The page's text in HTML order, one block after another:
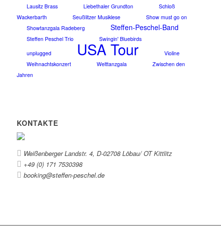
Lausitz Brass
Liebethaler Grundton
Schloß
Wackerbarth
Seußlitzer Musiklese
Show must go on
Showtanzgala Radeberg
Steffen-Peschel-Band
Steffen Peschel Trio
Swingin' Bluebirds
unplugged
USA Tour
Violine
Weihnachtskonzert
Welttanzgala
Zwischen den
Jahren
KONTAKTE
Weißenberger Landstr. 4, D-02708 Löbau/ OT Kittlitz
+49 (0) 171 7530398
booking@steffen-peschel.de